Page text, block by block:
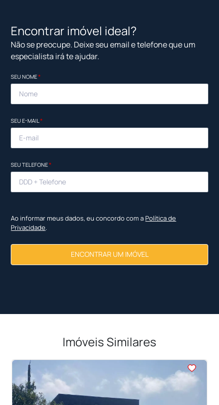
Encontrar imóvel ideal?
Não se preocupe. Deixe seu email e telefone que um
especialista irá te ajudar.
SEU NOME*
SEU E-MAIL*
SEU TELEFONE*
Ao informar meus dados, eu concordo com a Política de
Privacidade.
ENCONTRAR UM IMÓVEL
Imóveis Similares